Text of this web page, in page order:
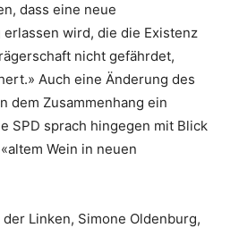
dass eine neue
wird, die die Existenz
nicht gefährdet,
Auch eine Änderung des
dem Zusammenhang ein
SPD sprach hingegen mit Blick
Wein in neuen
Linken, Simone Oldenburg,